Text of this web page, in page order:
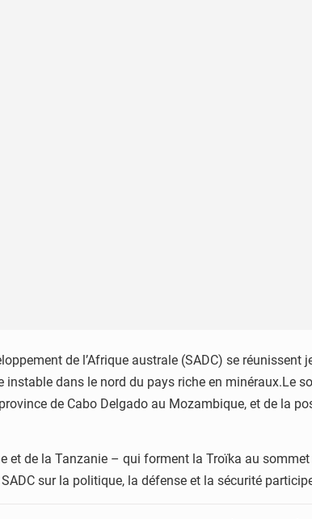
de l’Afrique australe (SADC) se
dans le nord du pays riche en minéraux.Le
de Cabo Delgado au Mozambique, et de la
et de la Tanzanie – qui forment la Troïka au
sur la politique, la défense et la sécurité